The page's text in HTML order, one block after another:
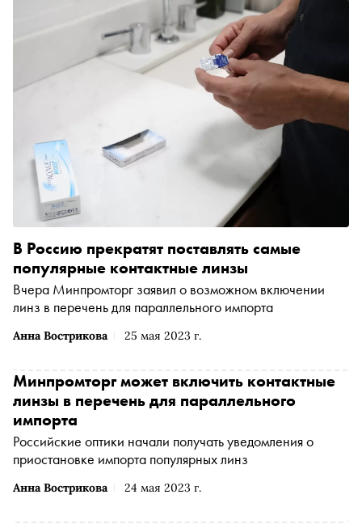
Анна Вострикова 25 мая 2023 г.
В Россию прекратят поставлять самые
популярные контактные линзы
Вчера Минпромторг заявил о возможном включении
линз в перечень для параллельного импорта
Анна Вострикова 24 мая 2023 г.
Минпромторг может включить контактные
линзы в перечень для параллельного
импорта
Российские оптики начали получать уведомления о
приостановке импорта популярных линз